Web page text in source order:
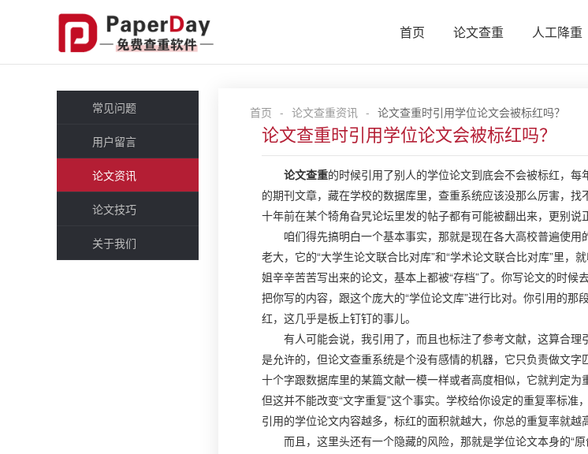
首页 论文查重 人工降重
常见问题
用户留言
论文资讯
论文技巧
关于我们
首页 - 论文查重资讯 - 论文查重时引用学位论文会被标红吗？
论文查重时引用学位论文会被标红吗？
论文查重的时候引用了别人的学位论文到底会不会被标红，
的期刊文章，藏在学校的数据库里，查重系统应该没那么厉害，
十年前在某个犄角旮旯论坛里发的帖子都有可能被翻出来，更别说
咱们得先搞明白一个基本事实，那就是现在各大高校普遍使
老大，它的“大学生论文联合比对库”和“学术论文联合比对库”里
姐辛辛苦苦写出来的论文，基本上都被“存档”了。你写论文的时
把你写的内容，跟这个庞大的“学位论文库”进行比对。你引用的
红，这几乎是板上钉钉的事儿。
有人可能会说，我引用了，而且也标注了参考文献，这算合
是允许的，但论文查重系统是个没有感情的机器，它只负责做文
十个字跟数据库里的某篇文献一模一样或者高度相似，它就判定为
但这并不能改变“文字重复”这个事实。学校给你设定的重复率标
引用的学位论文内容越多，标红的面积就越大，你总的重复率就越
而且，这里头还有一个隐藏的风险，那就是学位论文本身的“